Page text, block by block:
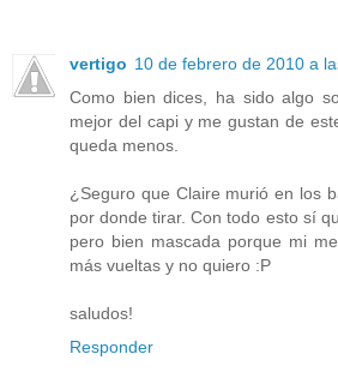
vertigo 10 de febrero de 2010 a
Como bien dices, ha sido algo
mejor del capi y me gustan de
queda menos.
¿Seguro que Claire murió en los
por donde tirar. Con todo esto sí
pero bien mascada porque mi
más vueltas y no quiero :P
saludos!
Responder